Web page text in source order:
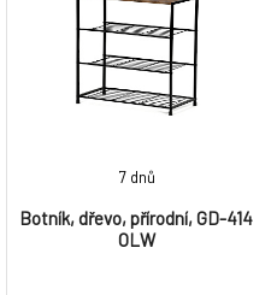
designu je obuv snadno
přístupná a dobře větraná.
Botník je stabilní, lehký a
snadno přemístitelný, což ho
činí vhodným
Botník, dřevo, přírodní, GD-414
OLW
7 dnů